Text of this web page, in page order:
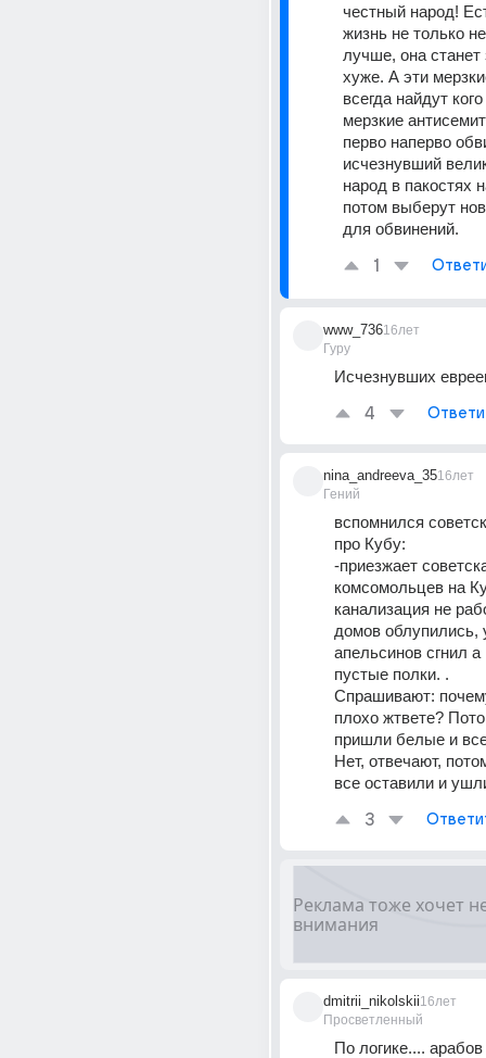
честный народ!
жизнь не только
лучше, она станет
хуже. А эти
всегда найдут
мерзкие
перво наперво
исчезнувший
народ в пакостях
потом выберут
для обвинений.
1
www_736
Гуру
16лет
Исчезнувших
4
nina_andreeva_35
Гений
16лет
вспомнился
про Кубу:
-приезжает
комсомольцев на
канализация не
домов облупились,
апельсинов сгнил а
пустые полки. .
Спрашивают:
плохо жтвете?
пришли белые и
Нет, отвечают,
все оставили и
3
dmitrii_nikolskii
Просветленный
16лет
По логике....